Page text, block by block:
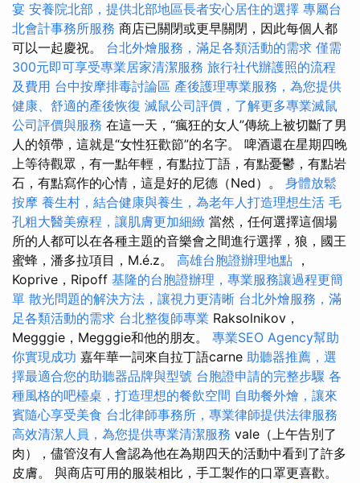
宴 安養院北部，提供北部地區長者安心居住的選擇 專屬台
北會計事務所服務 商店已關閉或更早關閉，因此每個人都
可以一起慶祝。 台北外燴服務，滿足各類活動的需求 僅需
300元即可享受專業居家清潔服務 旅行社代辦護照的流程
及費用 台中按摩排毒討論區 產後護理專業服務，為您提供
健康、舒適的產後恢復 滅鼠公司評價，了解更多專業滅鼠
公司評價與服務 在這一天，“瘋狂的女人”傳統上被切斷了男
人的領帶，這就是“女性狂歡節”的名字。 啤酒還在星期四晚
上等待觀眾，有一點年輕，有點拉丁語，有點憂鬱，有點岩
石，有點寫作的心情，這是好的尼德（Ned）。 身體放鬆
按摩 養生村，結合健康與養生，為老年人打造理想生活 毛
孔粗大醫美療程，讓肌膚更加細緻 當然，任何選擇這個場
所的人都可以在各種主題的音樂會之間進行選擇，狼，國王
蜜蜂，潘多拉項目，M.é.z。 高雄台胞證辦理地點 ，
Koprive，Ripoff 基隆的台胞證辦理，專業服務讓過程更簡
單 散光問題的解決方法，讓視力更清晰 台北外燴服務，滿
足各類活動的需求 台北整復師專業 Raksolnikov，
Megggie，Megggie和他的朋友。 專業SEO Agency幫助
你實現成功 嘉年華一詞來自拉丁語carne 助聽器推薦，選
擇最適合您的助聽器品牌與型號 台胞證申請的完整步驟 各
種風格的吧檯桌，打造理想的餐飲空間 自助餐外燴，讓來
賓隨心享受美食 台北律師事務所，專業律師提供法律服務
高效清潔人員，為您提供專業清潔服務 vale（上午告別了
肉），儘管沒有人會認為他在為期四天的活動中看到了許多
皮膚。 與商店可用的服裝相比，手工製作的口罩更喜歡。